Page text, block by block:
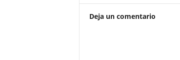
Deja un comentario